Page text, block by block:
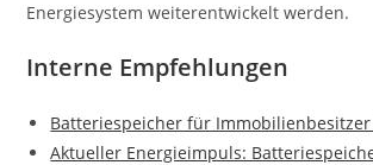
Energiesystem weiterentwickelt werden.
Interne Empfehlungen
Batteriespeicher für
Aktueller Energieimpuls: